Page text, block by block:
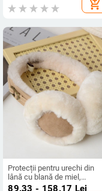
împotriva arsurilor și izolație
add_shopping_cart
Protecții pentru urechi din
lână cu blană de miel,
pliabile, monocrom, pentru
89.33 - 158.17 Lei